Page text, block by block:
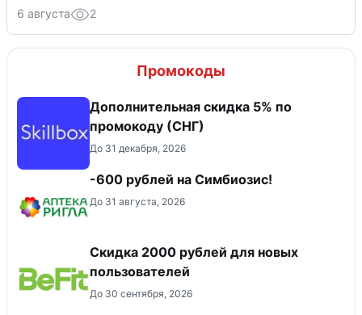
6 августа 2
Промокоды
Дополнительная скидка 5% по
промокоду (СНГ)
До 31 декабря, 2026
-600 рублей на Симбиозис!
До 31 августа, 2026
​Скидка 2000 рублей для новых
пользователей
До 30 сентября, 2026